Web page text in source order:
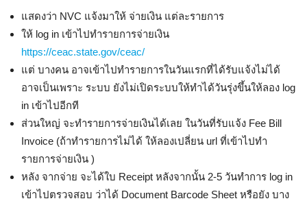
แสดงว่า NVC แจ้งมาให้ จ่ายเงิน แต่ละรายการ
ให้ log in เข้าไปทำรายการจ่ายเงิน
https://ceac.state.gov/ceac/
แต่ บางคน อาจเข้าไปทำรายการในวันแรกที่ได้รับแจ้งไม่ได้
อาจเป็นเพราะ ระบบ ยังไม่เปิดระบบให้ทำได้วันรุ่งขึ้นให้ลอง log
in เข้าไปอีกที
ส่วนใหญ่ จะทำรายการจ่ายเงินได้เลย ในวันที่รับแจ้ง Fee Bill
Invoice (ถ้าทำรายการไม่ได้ ให้ลองเปลี่ยน url ที่เข้าไปทำ
รายการจ่ายเงิน )
หลัง จากจ่าย จะได้ใบ Receipt หลังจากนั้น 2-5 วันทำการ log in
เข้าไปตรวจสอบ ว่าได้ Document Barcode Sheet หรือยัง บาง